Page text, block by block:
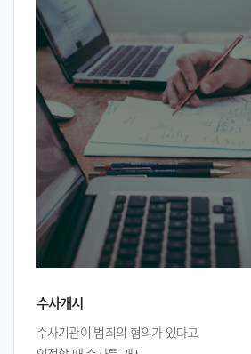
수사개시
수사기관이 범죄의 혐의가 있다고